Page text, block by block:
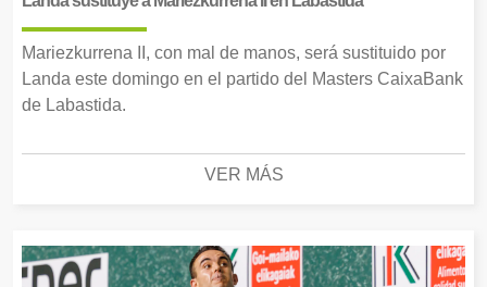
Mariezkurrena II, con mal de manos, será sustituido por
Landa este domingo en el partido del Masters CaixaBank
de Labastida.
VER MÁS